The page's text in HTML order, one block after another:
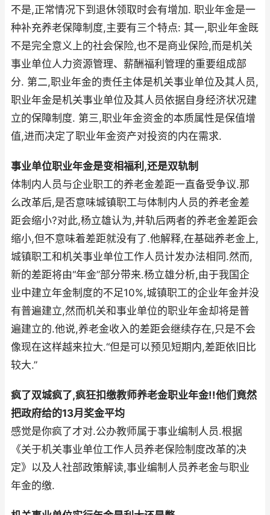
不是,正常情况下到退休领取时会有增加. 职业年金是一
种补充养老保障制度,主要有三个特点: 其一,职业年金既
不是完全意义上的社会保险,也不是商业保险,而是机关
事业单位人力资源管理、薪酬福利管理的重要组成部
分. 第二,职业年金的责任主体是机关事业单位及其人员,
职业年金是机关事业单位及其人员依据自身经济状况建
立的保障制度. 第三,职业年金资金的本质属性是保值增
值,进而决定了职业年金资产对投资的内在需求.
事业单位职业年金是变相福利,还是双轨制
体制内人员与企业职工的养老金差距一直备受争议.那
么改革后,是否意味城镇职工与体制内人员的养老金差
距会缩小?对此,杨立雄认为,并轨后两者的养老金差距会
缩小,但不意味着差距就没有了.他解释,在基础养老金上,
城镇职工和机关事业单位工作人员计发办法相同.然而,
新的差距将由“年金”部分带来.杨立雄分析,由于我国企
业中建立年金制度的不足10%,城镇职工的企业年金并没
有普遍建立,然而机关和事业单位的职业年金却将是普
遍建立的.他说,养老金收入的差距会继续存在,只是不会
像现在这样越来拉大.“但是可以预见短期内,差距依旧比
较大.”
疯了双城疯了,疯狂扣缴教师养老金职业年金!!他们竟然
把政府给的13月奖金平均
感觉是你疯了才对.公办教师属于事业编制人员.根据
《关于机关事业单位工作人员养老保险制度改革的决
定》以及人社部政策解读,事业编制人员养老金与职业
年金的缴.